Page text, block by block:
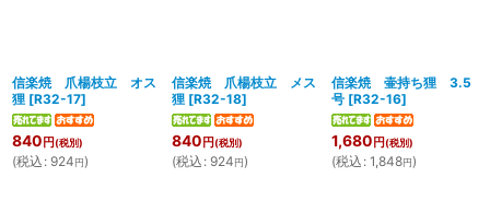
信楽焼 爪楊枝立 オス
狸 [R32-17]
840 円(税別)
(税込 : 924円)
信楽焼 爪楊枝立 メス
狸 [R32-18]
840 円(税別)
(税込 : 924円)
信楽焼 壷持ち狸 3.5
号 [R32-16]
1,680 円(税別)
(税込 : 1,848円)